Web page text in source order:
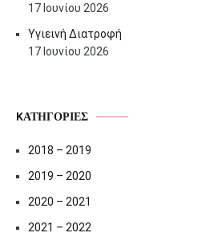
17 Ιουνίου 2026
Υγιεινή Διατροφή
17 Ιουνίου 2026
KΑΤΗΓΟΡΊΕΣ
2018 – 2019
2019 – 2020
2020 – 2021
2021 – 2022